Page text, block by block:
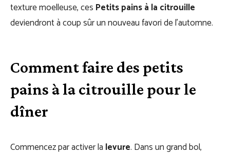
texture moelleuse, ces Petits pains à la citrouille
deviendront à coup sûr un nouveau favori de l’automne.
Comment faire des petits
pains à la citrouille pour le
dîner
Commencez par activer la levure. Dans un grand bol,